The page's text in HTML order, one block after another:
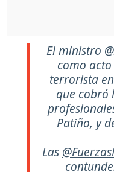
El ministro
como
terrorista
que cobró
Patiño, y
Las